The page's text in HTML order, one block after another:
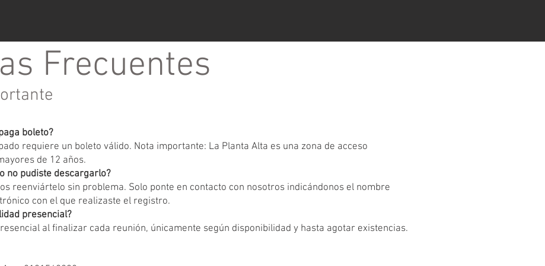
Frecuentes
boleto?
requiere un boleto válido. Nota importante: La Planta Alta es una zona de acceso
de 12 años.
no pudiste descargarlo?
reenviártelo sin problema. Solo ponte en contacto con nosotros indicándonos el nombre
con el que realizaste el registro.
presencial?
al finalizar cada reunión, únicamente según disponibilidad y hasta agotar existencias.